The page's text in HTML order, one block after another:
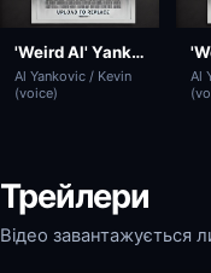
'Weird Al' Yankovic
Al Yankovic / Kevin
(voice)
Al
Трейлери
Відео завантажується